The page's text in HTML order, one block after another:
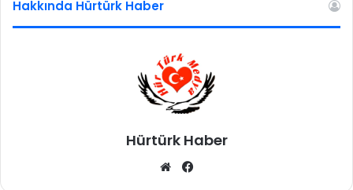
iHakkında Hürtürk Haber
Hürtürk Haber
We